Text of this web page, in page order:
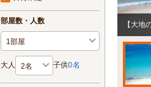
部屋数・人数
大人 子供0名
【大